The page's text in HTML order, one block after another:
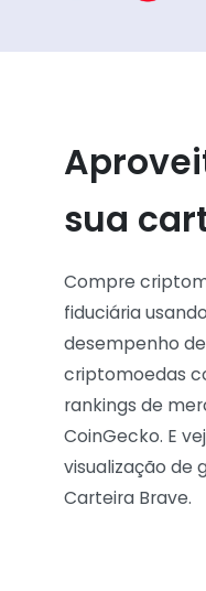
sua
Compre
fiduciária
desempenho
criptomoedas
rankings de
CoinGecko. E
visualização de
Carteira Brave.